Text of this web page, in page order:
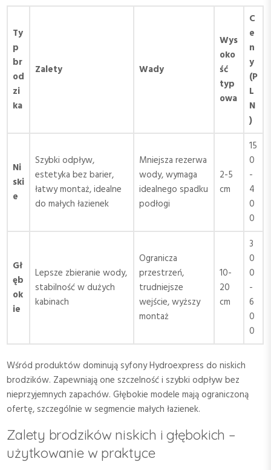
Ty
p
br
od
zi
ka
Zalety Wady
Wys
oko
ść
typ
owa
C
e
n
y
(P
L
N
)
Ni
ski
e
Szybki odpływ,
estetyka bez barier,
łatwy montaż, idealne
do małych łazienek
Mniejsza rezerwa
wody, wymaga
idealnego spadku
podłogi
2-5
cm
15
0
-
4
0
0
Gł
ęb
ok
ie
Lepsze zbieranie wody,
stabilność w dużych
kabinach
Ogranicza
przestrzeń,
trudniejsze
wejście, wyższy
montaż
10-
20
cm
3
0
0
-
6
0
0
Wśród produktów dominują syfony Hydroexpress do niskich
brodzików. Zapewniają one szczelność i szybki odpływ bez
nieprzyjemnych zapachów. Głębokie modele mają ograniczoną
ofertę, szczególnie w segmencie małych łazienek.
Zalety brodzików niskich i głębokich –
użytkowanie w praktyce